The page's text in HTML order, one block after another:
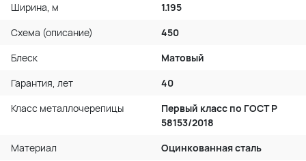
Ширина, м
1.195
Схема (описание)
450
Блеск
Матовый
Гарантия, лет
40
Класс металлочерепицы
Первый класс по ГОСТ P
58153/2018
Материал
Оцинкованная сталь